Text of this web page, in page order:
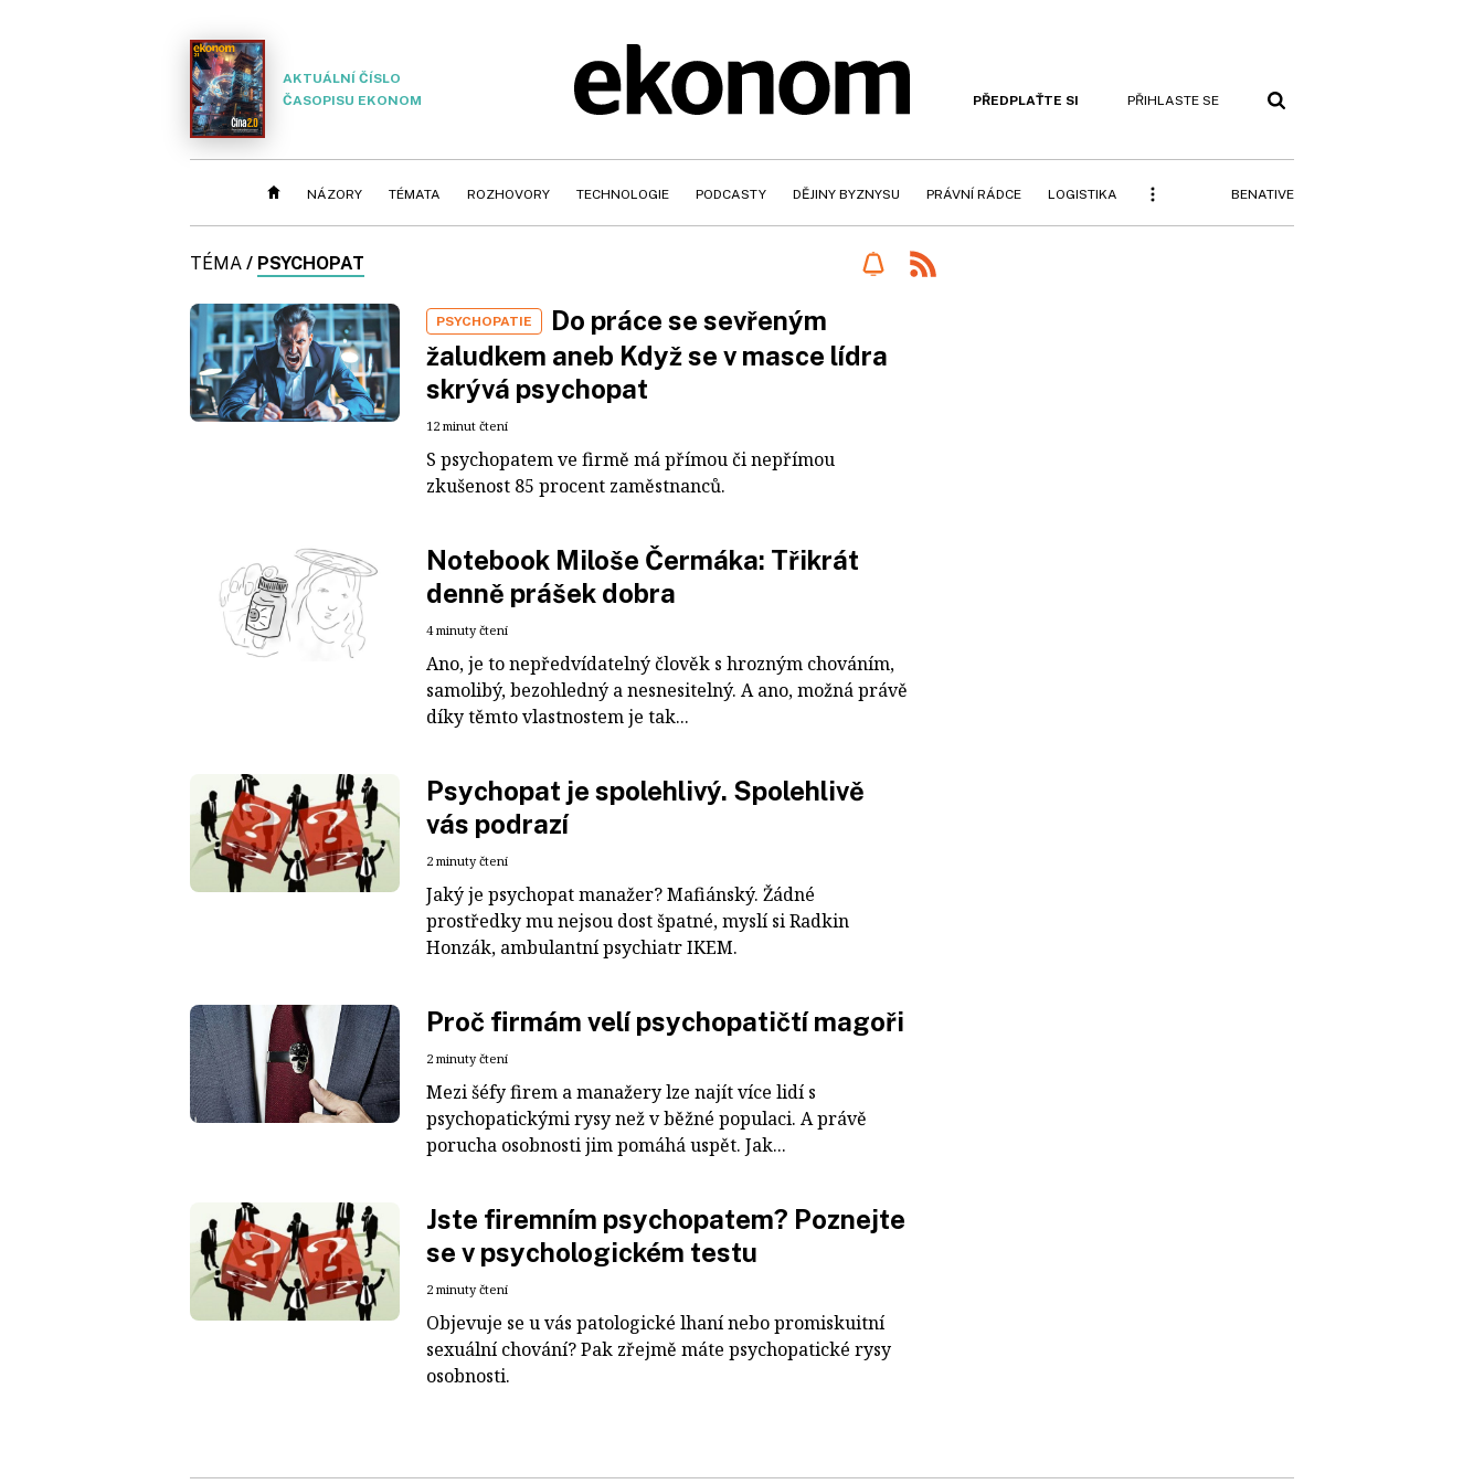
AKTUÁLNÍ ČÍSLO
ČASOPISU EKONOM
PŘEDPLAŤTE SI PŘIHLASTE SE
NÁZORY TÉMATA ROZHOVORY TECHNOLOGIE PODCASTY DĚJINY BYZNYSU PRÁVNÍ RÁDCE LOGISTIKA BENATIVE
TÉMA / PSYCHOPAT
PSYCHOPATIE
Do práce se sevřeným
žaludkem aneb Když se v masce lídra
skrývá psychopat
12 minut čtení
S psychopatem ve firmě má přímou či nepřímou
zkušenost 85 procent zaměstnanců.
Notebook Miloše Čermáka: Třikrát
denně prášek dobra
4 minuty čtení
Ano, je to nepředvídatelný člověk s hrozným chováním,
samolibý, bezohledný a nesnesitelný. A ano, možná právě
díky těmto vlastnostem je tak...
Psychopat je spolehlivý. Spolehlivě
vás podrazí
2 minuty čtení
Jaký je psychopat manažer? Mafiánský. Žádné
prostředky mu nejsou dost špatné, myslí si Radkin
Honzák, ambulantní psychiatr IKEM.
Proč firmám velí psychopatičtí magoři
2 minuty čtení
Mezi šéfy firem a manažery lze najít více lidí s
psychopatickými rysy než v běžné populaci. A právě
porucha osobnosti jim pomáhá uspět. Jak...
Jste firemním psychopatem? Poznejte
se v psychologickém testu
2 minuty čtení
Objevuje se u vás patologické lhaní nebo promiskuitní
sexuální chování? Pak zřejmě máte psychopatické rysy
osobnosti.